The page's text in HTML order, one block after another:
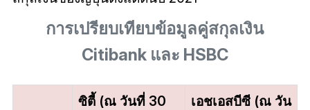
การเปรียบเทียบข้อมูลคู่สกุลเงิน
Citibank และ HSBC
ซิตี้ (ณ วันที่ 30
เอชเอสบีซี (ณ วัน